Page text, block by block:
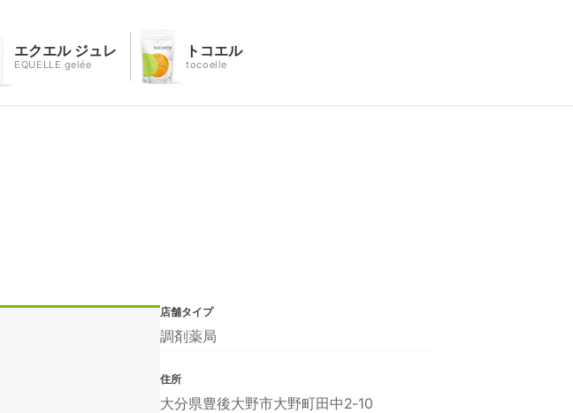
エクエル ジュレ
EQUELLE gelée
トコエル
tocoelle
店舗タイプ
調剤薬局
住所
大分県豊後大野市大野町田中2‐10